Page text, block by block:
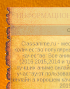
Classanime.ru -
количество
качестве. Все
(2016,2015,2014 и
лучших аниме
участвуют
онлайн в хорошем